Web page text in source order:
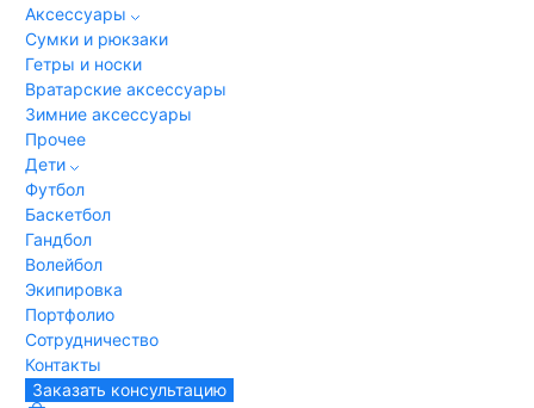
Аксессуары
Сумки и рюкзаки
Гетры и носки
Вратарские аксессуары
Зимние аксессуары
Прочее
Дети
Футбол
Баскетбол
Гандбол
Волейбол
Экипировка
Портфолио
Сотрудничество
Контакты
Заказать консультацию